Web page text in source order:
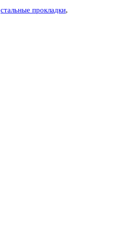
стальные прокладки,